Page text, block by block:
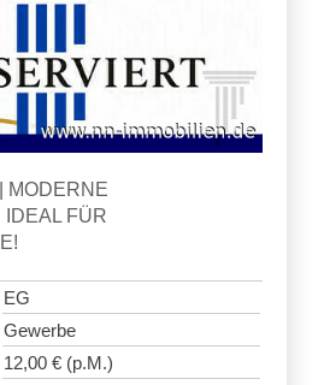
MODERNE
IDEAL FÜR
EG
Gewerbe
12,00 € (p.M.)